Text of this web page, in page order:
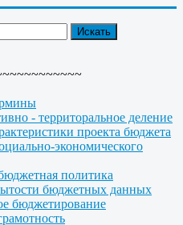
Искать
- территоральное деление
проекта бюджета
экономического
политика
бюджетных данных
бюджетирование